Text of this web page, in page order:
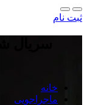
ثبت نام
سریال
خانه
ماجراجویی